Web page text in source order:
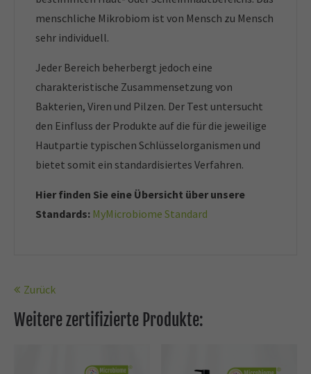
menschliche Mikrobiom ist von Mensch zu Mensch
sehr individuell.
Jeder Bereich beherbergt jedoch eine
charakteristische Zusammensetzung von
Bakterien, Viren und Pilzen. Der Test untersucht
den Einfluss der Produkte auf die für die jeweilige
Hautpartie typischen Schlüsselorganismen und
bietet somit ein standardisiertes Verfahren.
Hier finden Sie eine Übersicht über unsere
Standards: MyMicrobiome Standard
Zurück
Weitere zertifizierte Produkte: